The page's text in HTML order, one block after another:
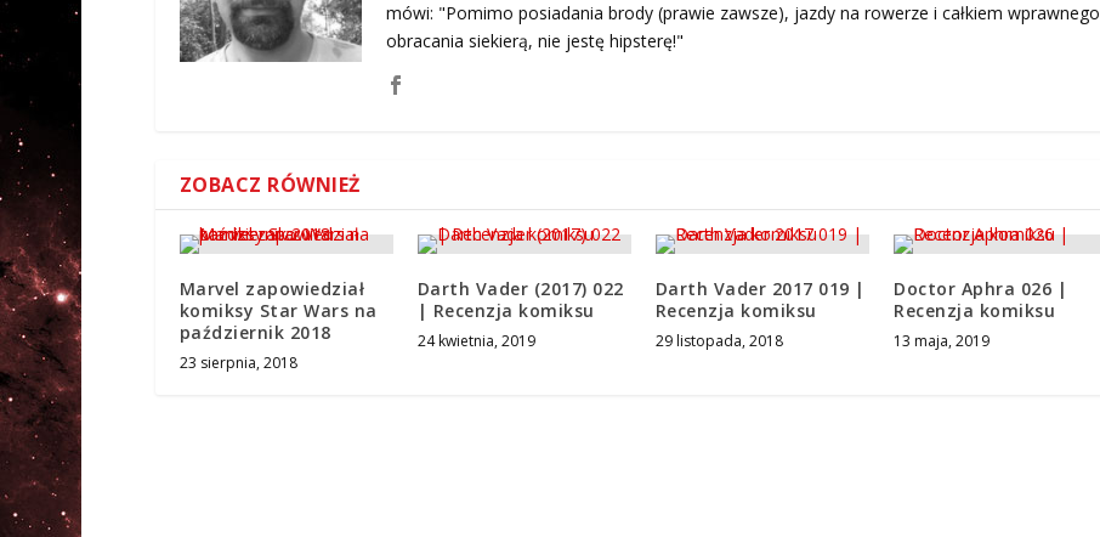
mówi: "Pomimo posiadania brody (prawie zawsze), jazdy na rowerze i całkiem wprawnego
obracania siekierą, nie jestę hipsterę!"
ZOBACZ RÓWNIEŻ
Marvel zapowiedział
komiksy Star Wars na
październik 2018
23 sierpnia, 2018
Darth Vader (2017) 022
| Recenzja komiksu
24 kwietnia, 2019
Darth Vader 2017 019 |
Recenzja komiksu
29 listopada, 2018
Doctor Aphra 026 |
Recenzja komiksu
13 maja, 2019